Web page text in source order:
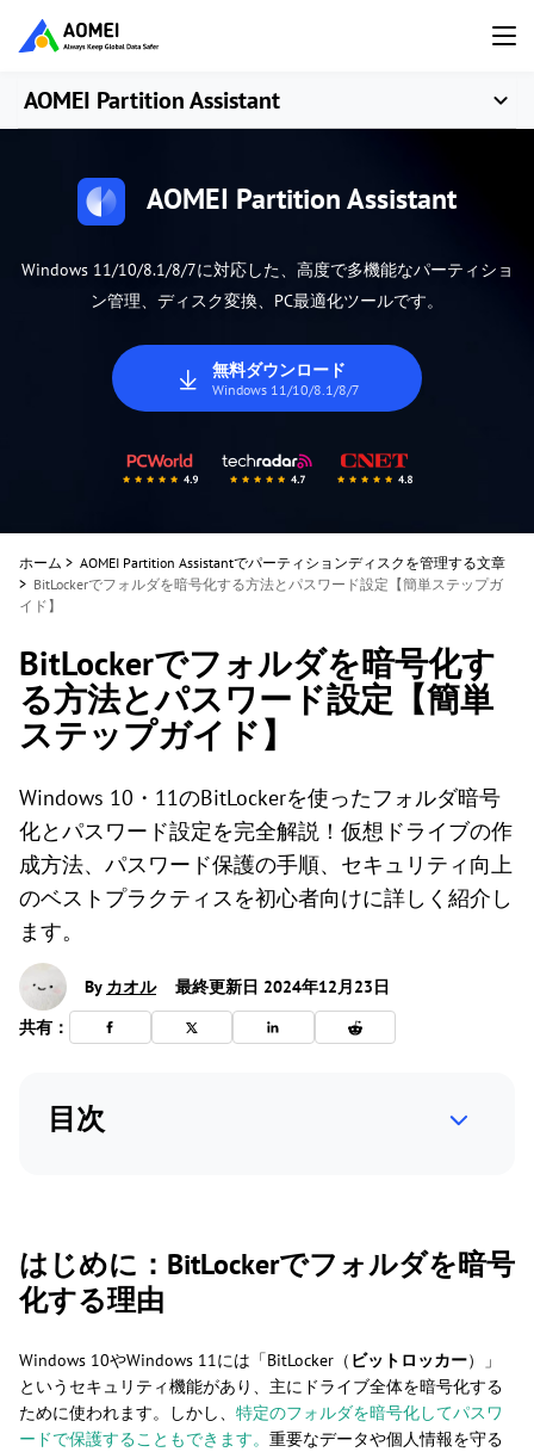
AOMEI Partition Assistant
AOMEI Partition Assistant
Windows 11/10/8.1/8/7に対応した、高度で多機能なパーティショ
ン管理、ディスク変換、PC最適化ツールです。
無料ダウンロード
Windows 11/10/8.1/8/7
ホーム > AOMEI Partition Assistantでパーティションディスクを管理する文章
> BitLockerでフォルダを暗号化する方法とパスワード設定【簡単ステップガ
イド】
BitLockerでフォルダを暗号化す
る方法とパスワード設定【簡単
ステップガイド】
Windows 10・11のBitLockerを使ったフォルダ暗号
化とパスワード設定を完全解説！仮想ドライブの作
成方法、パスワード保護の手順、セキュリティ向上
のベストプラクティスを初心者向けに詳しく紹介し
ます。
By カオル
最終更新日 2024年12月23日
共有：
目次
はじめに：BitLockerでフォルダを暗号
化する理由
Windows 10やWindows 11には「BitLocker（ ビットロッカー）」
というセキュリティ機能があり、主にドライブ全体を暗号化する
ために使われます。しかし、 特定のフォルダを暗号化してパスワ
ードで保護することもできます。 重要なデータや個人情報を守る